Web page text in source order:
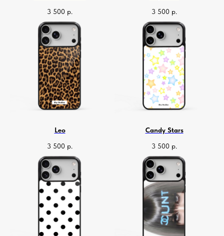
3 500 р. 3 500 р.
Leo
3 500 р.
Candy Stars
3 500 р.